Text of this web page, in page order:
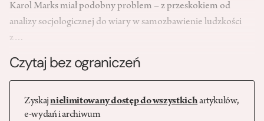
Karol Marks miał podobny problem – z przeskokiem od
analizy socjologicznej do wiary w samozbawienie ludzkości
z…
Czytaj bez ograniczeń
Zyskajnielimitowany dostęp do wszystkichartykułów,
e-wydań i archiwum